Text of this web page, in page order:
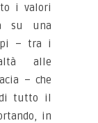
i valori
su una
– tra i
alle
– che
di tutto il
in